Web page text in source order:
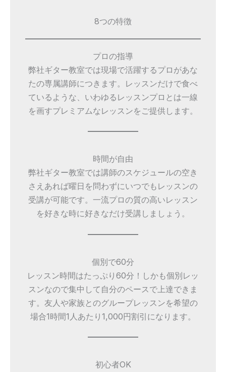
8つの特徴
プロの指導
弊社ギター教室では現場で活躍するプロがあな
たの専属講師につきます。レッスンだけで食べ
ているような、いわゆるレッスンプロとは一線
を画すプレミアムなレッスンをご提供します。
時間が自由
弊社ギター教室では講師のスケジュールの空き
さえあれば曜日を問わずにいつでもレッスンの
受講が可能です。一流プロの質の高いレッスン
を好きな時に好きなだけ受講しましょう。
個別で60分
レッスン時間はたっぷり60分！しかも個別レッ
スンなので集中して自分のペースで上達できま
す。友人や家族とのグループレッスンを希望の
場合1時間1人あたり1,000円割引になります。
初心者OK